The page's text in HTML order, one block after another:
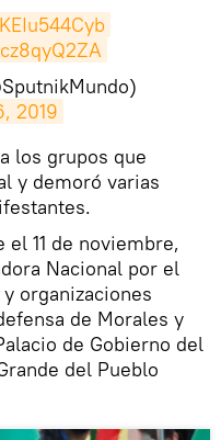
2019
los grupos que
y demoró varias
11 de noviembre,
Nacional por el
organizaciones
de Morales y
de Gobierno del
del Pueblo